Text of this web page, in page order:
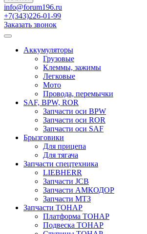
info@forum196.ru
+7(343)226-01-99
Заказать звонок
Аккумуляторы
Грузовые
Клеммы, зажимы
Легковые
Мото
Провода, перемычки
SAF, BPW, ROR
Запчасти оси BPW
Запчасти оси ROR
Запчасти оси SAF
Брызговики
Для прицепа
Для тягача
Запчасти спецтехника
LIEBHERR
Запчасти JCB
Запчасти АМКОДОР
Запчасти МТЗ
Запчасти ТОНАР
Платформа ТОНАР
Подвеска ТОНАР